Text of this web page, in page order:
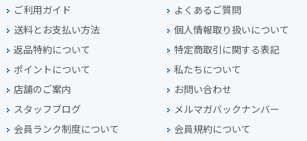
ご利用ガイド
よくあるご質問
送料とお支払い方法
個人情報取り扱いについて
返品特約について
特定商取引に関する表記
ポイントについて
私たちについて
店舗のご案内
お問い合わせ
スタッフブログ
メルマガバックナンバー
会員ランク制度について
会員規約について